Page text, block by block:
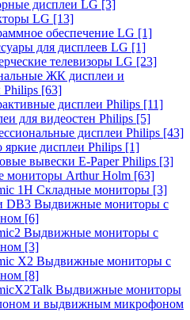
дисплеи LG [3]
LG [13]
обеспечение LG [1]
для дисплеев LG [1]
телевизоры LG [23]
ЖК дисплеи и
Philips [63]
дисплеи Philips [11]
для видеостен Philips [5]
дисплеи Philips [43]
яркие дисплеи Philips [1]
вывески E-Paper Philips [3]
Arthur Holm [63]
1Н Складные мониторы [3]
DB3 Выдвижные мониторы с
[6]
Выдвижные мониторы с
[3]
X2 Выдвижные мониторы с
[8]
Выдвижные мониторы
и выдвижным микрофоном